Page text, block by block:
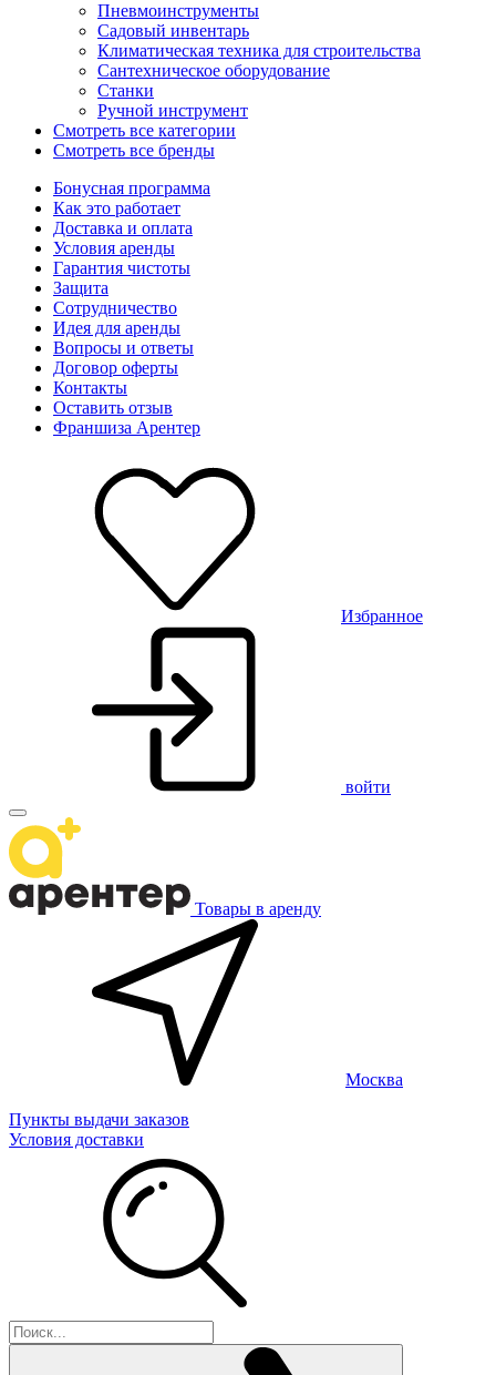
Пневмоинструменты
Садовый инвентарь
Климатическая техника для строительства
Сантехническое оборудование
Станки
Ручной инструмент
Смотреть все категории
Смотреть все бренды
Бонусная программа
Как это работает
Доставка и оплата
Условия аренды
Гарантия чистоты
Защита
Сотрудничество
Идея для аренды
Вопросы и ответы
Договор оферты
Контакты
Оставить отзыв
Франшиза Арентер
Избранное
войти
Товары в аренду
Москва
Пункты выдачи заказов
Условия доставки